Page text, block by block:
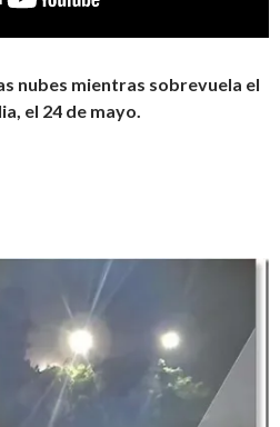
nubes mientras sobrevuela el
el 24 de mayo.